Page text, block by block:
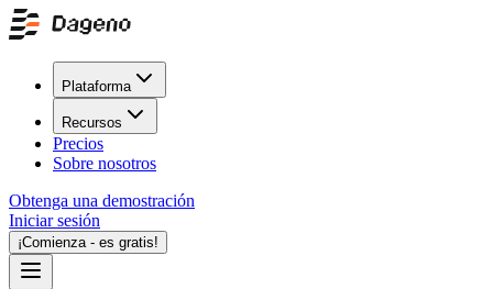
Plataforma
Recursos
Precios
Sobre nosotros
Obtenga una demostración
Iniciar sesión
¡Comienza - es gratis!